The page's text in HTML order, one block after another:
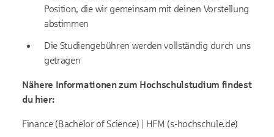
Position, die wir gemeinsam mit deinen Vorstellung
abstimmen
Die Studiengebühren werden vollständig durch uns
getragen
Nähere Informationen zum Hochschulstudium findest
du hier:
Finance (Bachelor of Science) | HFM (s-hochschule.de)